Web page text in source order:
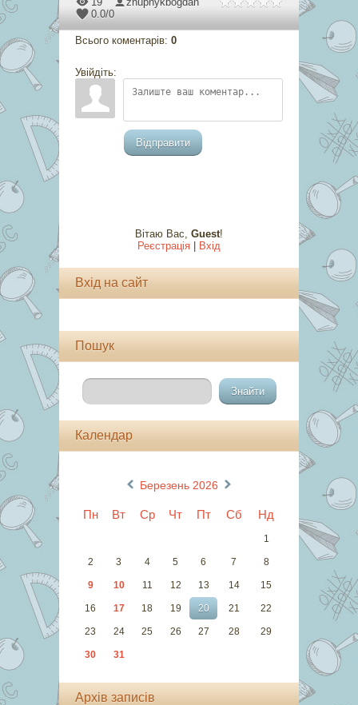
0.0/0
Всього коментарів: 0
Увійдіть:
Відправити
Вітаю Вас, Guest!
Реєстрація
Вхід
Вхід на сайт
Пошук
Календар
Березень 2026
Пн Вт Ср Чт Пт Сб Нд
1
2 3 4 5 6 7 8
9 10 11 12 13 14 15
16 17 18 19 20 21 22
23 24 25 26 27 28 29
30 31
Архів записів